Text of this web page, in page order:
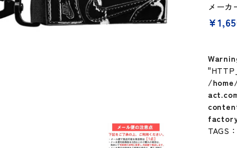
メーカ
¥
/
TAGS：